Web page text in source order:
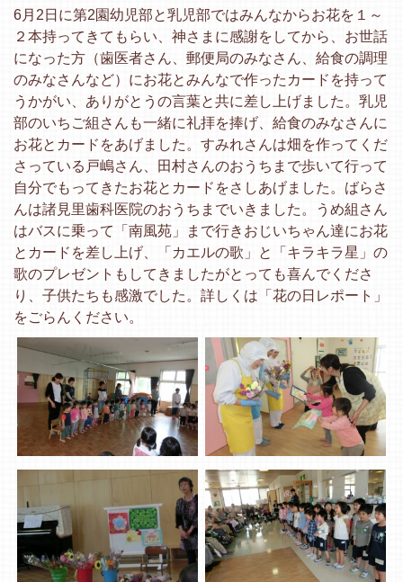
6月2日に第2園幼児部と乳児部ではみんなからお花を１～
２本持ってきてもらい、神さまに感謝をしてから、お世話
になった方（歯医者さん、郵便局のみなさん、給食の調理
のみなさんなど）にお花とみんなで作ったカードを持って
うかがい、ありがとうの言葉と共に差し上げました。乳児
部のいちご組さんも一緒に礼拝を捧げ、給食のみなさんに
お花とカードをあげました。すみれさんは畑を作ってくだ
さっている戸嶋さん、田村さんのおうちまで歩いて行って
自分でもってきたお花とカードをさしあげました。ばらさ
んは諸見里歯科医院のおうちまでいきました。うめ組さん
はバスに乗って「南風苑」まで行きおじいちゃん達にお花
とカードを差し上げ、「カエルの歌」と「キラキラ星」の
歌のプレゼントもしてきましたがとっても喜んでくださ
り、子供たちも感激でした。詳しくは「花の日レポート」
をごらんください。